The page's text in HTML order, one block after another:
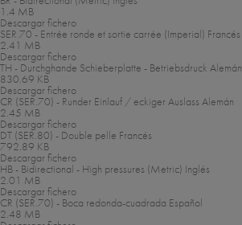
1.4 MB
Descargar fichero
SER.70 - Entrée ronde et sortie carrée (Imperial) Francés
2.41 MB
Descargar fichero
TH - Durchghande Schieberplatte - Betriebsdruck Alemán
830.69 KB
Descargar fichero
CR (SER.70) - Runder Einlauf / eckiger Auslass Alemán
2.45 MB
Descargar fichero
DT (SER.80) - Double pelle Francés
792.89 KB
Descargar fichero
HB - Bidirectional - High pressures (Metric) Inglés
2.01 MB
Descargar fichero
CR (SER.70) - Boca redonda-cuadrada Español
2.48 MB